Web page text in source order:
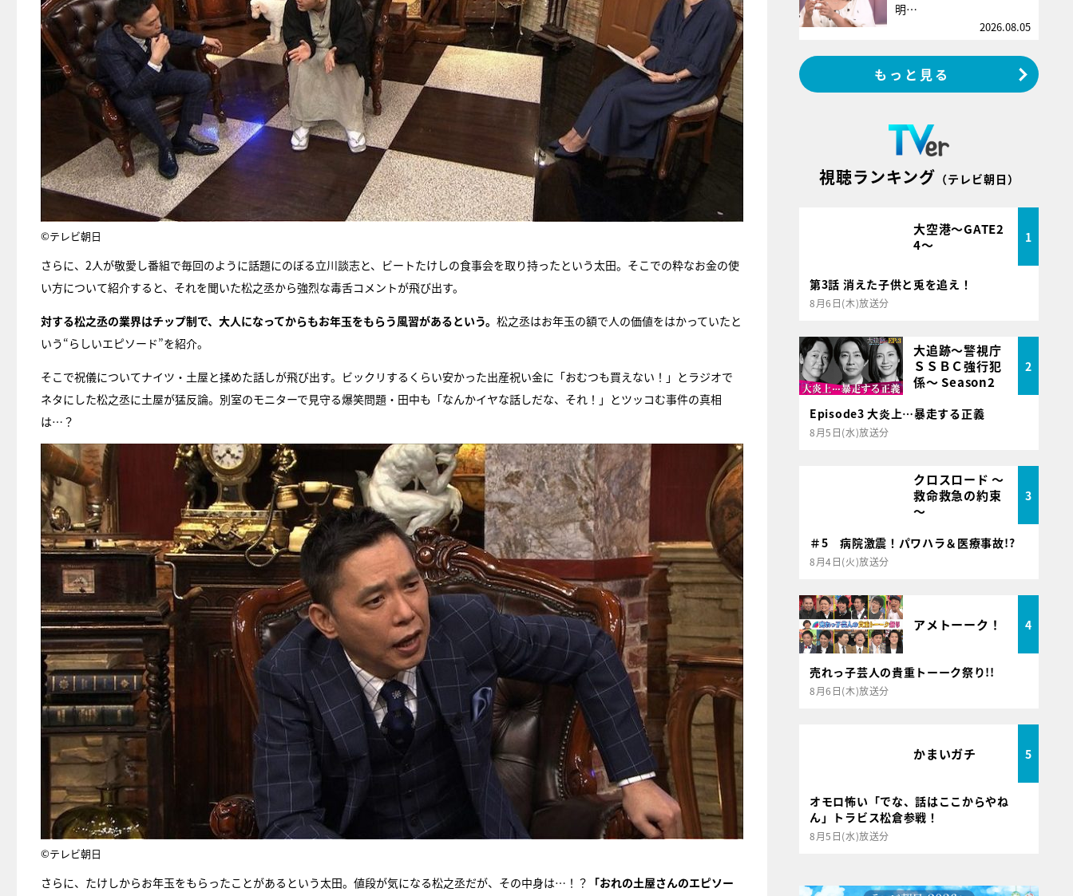
©テレビ朝日
さらに、2人が敬愛し番組で毎回のように話題にのぼる立川談志と、ビートたけしの食事会を取り持ったという太田。そこでの粋なお金の使
い方について紹介すると、それを聞いた松之丞から強烈な毒舌コメントが飛び出す。
対する松之丞の業界はチップ制で、大人になってからもお年玉をもらう風習があるという。 松之丞はお年玉の額で人の価値をはかっていたと
いう“らしいエピソード”を紹介。
そこで祝儀についてナイツ・土屋と揉めた話しが飛び出す。ビックリするくらい安かった出産祝い金に「おむつも買えない！」とラジオで
ネタにした松之丞に土屋が猛反論。別室のモニターで見守る爆笑問題・田中も「なんかイヤな話しだな、それ！」とツッコむ事件の真相
は…？
©テレビ朝日
さらに、たけしからお年玉をもらったことがあるという太田。値段が気になる松之丞だが、その中身は…！？ 「おれの土屋さんのエピソー
明…
2026.08.05
もっと見る
視聴ランキング （テレビ朝日）
大空港～GATE2
4～
1
第3話 消えた子供と兎を追え！
8月6日(木)放送分
大追跡～警視庁
ＳＳＢＣ強行犯
係～ Season2
2
Episode3 大炎上…暴走する正義
8月5日(水)放送分
クロスロード ～
救命救急の約束
～
3
＃5 病院激震！パワハラ＆医療事故!?
8月4日(火)放送分
アメトーーク！ 4
売れっ子芸人の貴重トーーク祭り!!
8月6日(木)放送分
かまいガチ 5
オモロ怖い「でな、話はここからやね
ん」トラビス松倉参戦！
8月5日(水)放送分